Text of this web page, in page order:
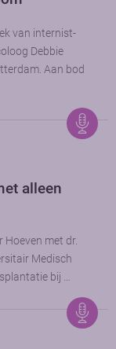
van internist-
Debbie
Aan bod
alleen
Hoeven met dr.
Medisch
bij …